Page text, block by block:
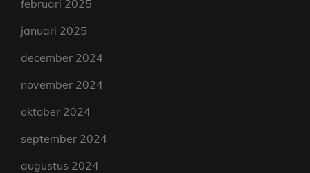
februari 2025
januari 2025
december 2024
november 2024
oktober 2024
september 2024
augustus 2024